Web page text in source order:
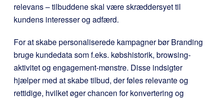
relevans – tilbuddene skal være skræddersyet til
kundens interesser og adfærd.
For at skabe personaliserede kampagner bør Branding
bruge kundedata som f.eks. købshistorik, browsing-
aktivitet og engagement-mønstre. Disse indsigter
hjælper med at skabe tilbud, der føles relevante og
rettidige, hvilket øger chancen for konvertering og